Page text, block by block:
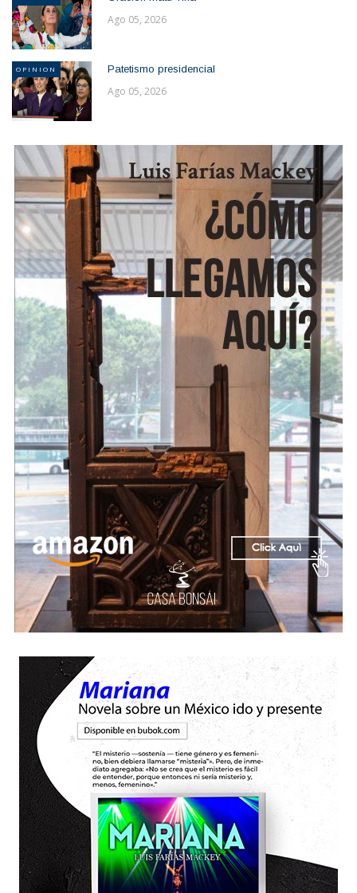
Ago 05, 2026
OPINION Patetismo presidencial
Ago 05, 2026